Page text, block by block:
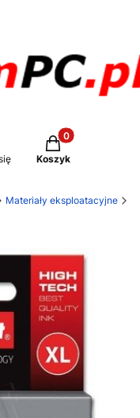
Produkty w
Koszyk
Materiały eksploatacyjne